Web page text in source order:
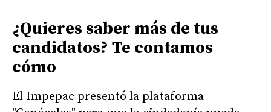
¿Quieres saber más de tus
candidatos? Te contamos
cómo
El Impepac presentó la plataforma